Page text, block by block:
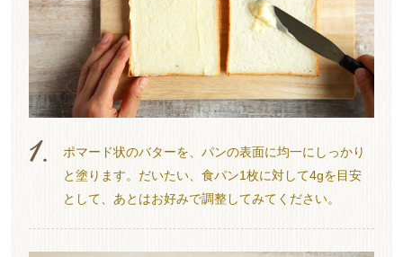
ポマード状のバターを、パンの表面に均一にしっかり
と塗ります。だいたい、食パン1枚に対して4gを目安
として、あとはお好みで調整してみてください。